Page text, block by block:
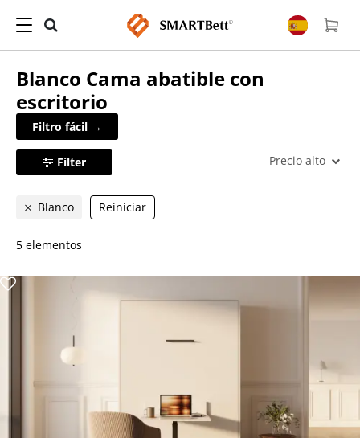
Blanco Cama abatible con
escritorio
Filtro fácil →
Filter Precio alto
Blanco Reiniciar
5 elementos